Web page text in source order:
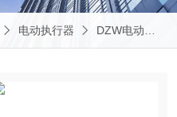
电动执行器 DZW电动执行器